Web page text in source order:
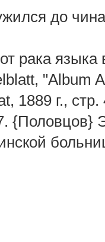
до чина
рака языка
"Album
1889 г.,
{Половцов}